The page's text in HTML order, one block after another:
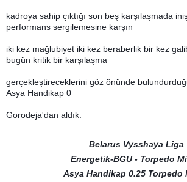
kadroya sahip çıktığı son beş karşılaşmada
performans sergilemesine karşın
iki kez mağlubiyet iki kez beraberlik bir kez
bugün kritik bir karşılaşma
gerçekleştireceklerini göz önünde
Asya Handikap 0
Gorodeja'dan aldık.
Belarus Vysshaya Liga
Energetik-BGU - Torpedo
Asya Handikap 0.25 Torpedo